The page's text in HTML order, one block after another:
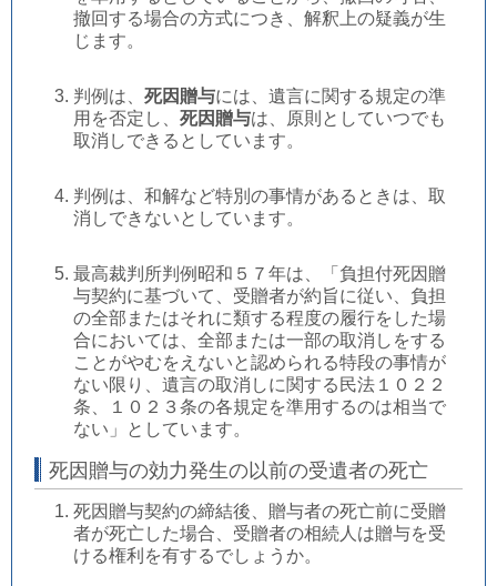
撤回する場合の方式につき、解釈上の疑義が生
じます。
判例は、 死因贈与には、遺言に関する規定の準
用を否定し、 死因贈与は、原則としていつでも
取消しできるとしています。
判例は、和解など特別の事情があるときは、取
消しできないとしています。
最高裁判所判例昭和５７年は、「負担付死因贈
与契約に基づいて、受贈者が約旨に従い、負担
の全部またはそれに類する程度の履行をした場
合においては、全部または一部の取消しをする
ことがやむをえないと認められる特段の事情が
ない限り、遺言の取消しに関する民法１０２２
条、１０２３条の各規定を準用するのは相当で
ない」としています。
死因贈与の効力発生の以前の受遺者の死亡
死因贈与契約の締結後、贈与者の死亡前に受贈
者が死亡した場合、受贈者の相続人は贈与を受
ける権利を有するでしょうか。